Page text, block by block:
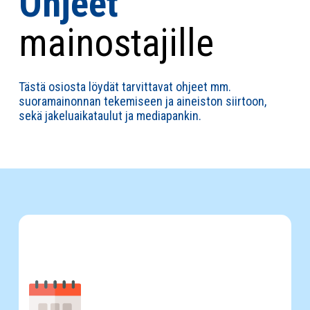
mainostajille
Tästä osiosta löydät tarvittavat ohjeet mm.
suoramainonnan tekemiseen ja aineiston siirtoon,
sekä jakeluaikataulut ja mediapankin.
Jakeluaikataulut